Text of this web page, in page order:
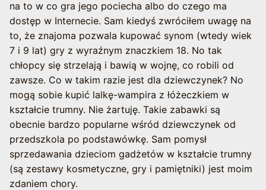
na to w co gra jego pociecha albo do czego ma
dostęp w Internecie. Sam kiedyś zwróciłem uwagę na
to, że znajoma pozwala kupować synom (wtedy wiek
7 i 9 lat) gry z wyraźnym znaczkiem 18. No tak
chłopcy się strzelają i bawią w wojnę, co robili od
zawsze. Co w takim razie jest dla dziewczynek? No
mogą sobie kupić lalkę-wampira z łóżeczkiem w
kształcie trumny. Nie żartuję. Takie zabawki są
obecnie bardzo popularne wśród dziewczynek od
przedszkola po podstawówkę. Sam pomysł
sprzedawania dzieciom gadżetów w kształcie trumny
(są zestawy kosmetyczne, gry i pamiętniki) jest moim
zdaniem chory.